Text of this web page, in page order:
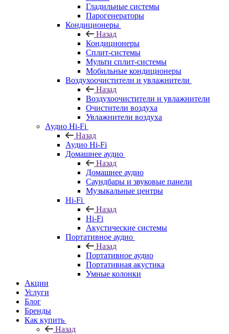
Гладильные системы
Парогенераторы
Кондиционеры
Назад
Кондиционеры
Сплит-системы
Мульти сплит-системы
Мобильные кондиционеры
Воздухоочистители и увлажнители
Назад
Воздухоочистители и увлажнители
Очистители воздуха
Увлажнители воздуха
Аудио Hi-Fi
Назад
Аудио Hi-Fi
Домашнее аудио
Назад
Домашнее аудио
Саундбары и звуковые панели
Музыкальные центры
Hi-Fi
Назад
Hi-Fi
Акустические системы
Портативное аудио
Назад
Портативное аудио
Портативная акустика
Умные колонки
Акции
Услуги
Блог
Бренды
Как купить
Назад